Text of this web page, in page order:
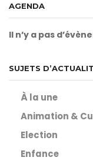
AGENDA
Il n’y a pas
SUJETS
À la une
Animation &
Election
Enfance